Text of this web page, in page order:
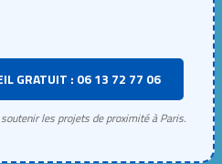
GRATUIT : 06 13 72 77 06
les projets de proximité à Paris.